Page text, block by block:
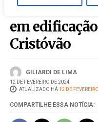
Caminhão
em
Cristóvão
GILIARDI DE LIMA
12 DE FEVEREIRO DE 2024
ATUALIZADO HÁ 12 DE
COMPARTILHE ESSA NOTÍCIA: